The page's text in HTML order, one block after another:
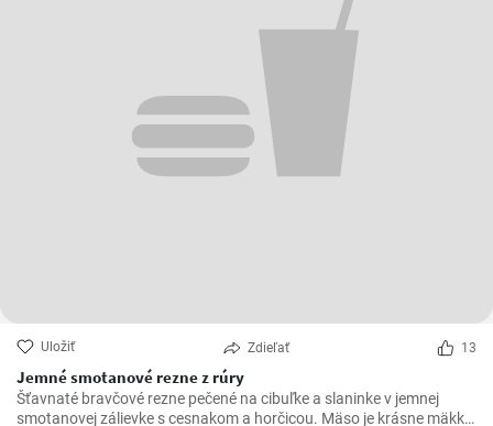
Uložiť Zdieľať 13
Jemné smotanové rezne z rúry
Šťavnaté bravčové rezne pečené na cibuľke a slaninke v jemnej
smotanovej zálievke s cesnakom a horčicou. Mäso je krásne mäkké